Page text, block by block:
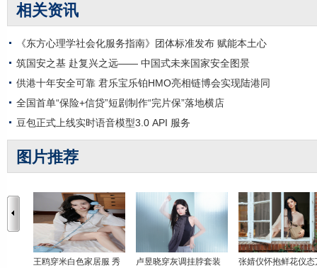
相关资讯
《东方心理学社会化服务指南》团体标准发布 赋能本土心
筑国安之基 赴复兴之远—— 中国式未来国家安全图景
供港十年安全可靠 君乐宝乐铂HMO亮相链博会实现陆港同
全国首单“保险+信贷”短剧制作“完片保”落地横店
豆包正式上线实时语音模型3.0 API 服务
图片推荐
王鸥穿米白色家居服 秀 卢昱晓穿灰调挂脖套装 张婧仪怀抱鲜花仪态